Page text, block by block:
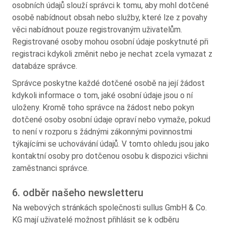
osobních údajů slouží správci k tomu, aby mohl dotčené
osobě nabídnout obsah nebo služby, které lze z povahy
věci nabídnout pouze registrovaným uživatelům.
Registrované osoby mohou osobní údaje poskytnuté při
registraci kdykoli změnit nebo je nechat zcela vymazat z
databáze správce.
Správce poskytne každé dotčené osobě na její žádost
kdykoli informace o tom, jaké osobní údaje jsou o ní
uloženy. Kromě toho správce na žádost nebo pokyn
dotčené osoby osobní údaje opraví nebo vymaže, pokud
to není v rozporu s žádnými zákonnými povinnostmi
týkajícími se uchovávání údajů. V tomto ohledu jsou jako
kontaktní osoby pro dotčenou osobu k dispozici všichni
zaměstnanci správce.
6. odběr našeho newsletteru
Na webových stránkách společnosti sullus GmbH & Co.
KG mají uživatelé možnost přihlásit se k odběru